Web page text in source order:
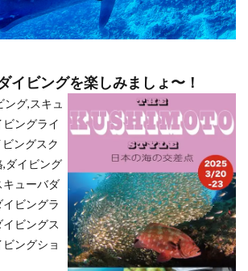
イビングを楽しみましょ〜！